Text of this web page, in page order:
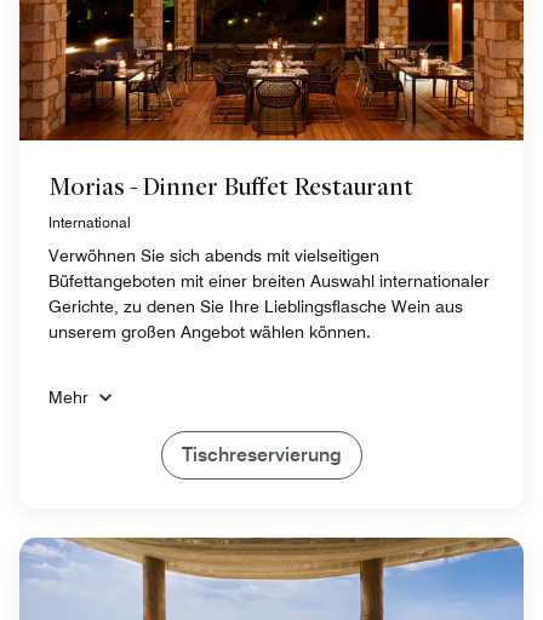
Morias - Dinner Buffet Restaurant
International
Verwöhnen Sie sich abends mit vielseitigen
Büfettangeboten mit einer breiten Auswahl internationaler
Gerichte, zu denen Sie Ihre Lieblingsflasche Wein aus
unserem großen Angebot wählen können.
Mehr
Tischreservierung